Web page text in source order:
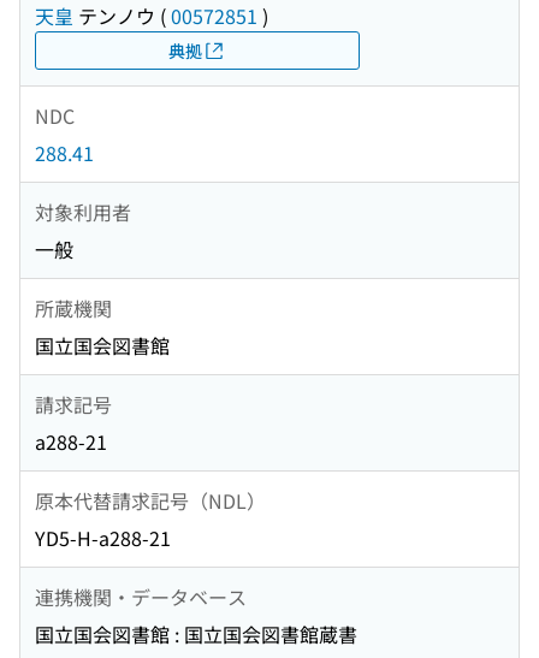
天皇 テンノウ (00572851 )
典拠
NDC
288.41
対象利用者
一般
所蔵機関
国立国会図書館
請求記号
a288-21
原本代替請求記号（NDL）
YD5-H-a288-21
連携機関・データベース
国立国会図書館 : 国立国会図書館蔵書